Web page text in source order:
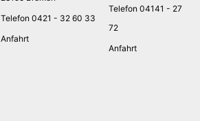
Telefon 0421 - 32 60 33
Anfahrt
Telefon 04141 - 27
72
Anfahrt